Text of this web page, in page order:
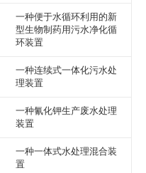
一种便于水循环利用的新
型生物制药用污水净化循
环装置
一种连续式一体化污水处
理装置
一种氰化钾生产废水处理
装置
一种一体式水处理混合装
置